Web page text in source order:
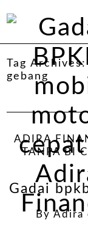
Tag
gebang
ADIRA
TANPA BI
Gadai
ByAdira